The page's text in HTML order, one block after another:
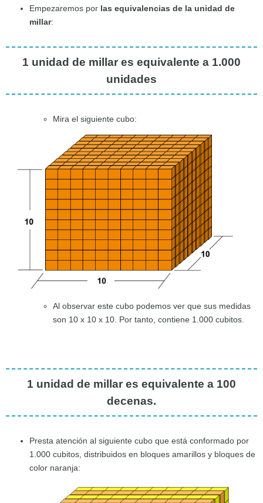
Empezaremos por las equivalencias de la unidad de
millar:
1 unidad de millar es equivalente a 1.000
unidades
Mira el siguiente cubo:
Al observar este cubo podemos ver que sus medidas
son 10 x 10 x 10. Por tanto, contiene 1.000 cubitos.
1 unidad de millar es equivalente a 100
decenas.
Presta atención al siguiente cubo que está conformado por
1.000 cubitos, distribuidos en bloques amarillos y bloques de
color naranja: